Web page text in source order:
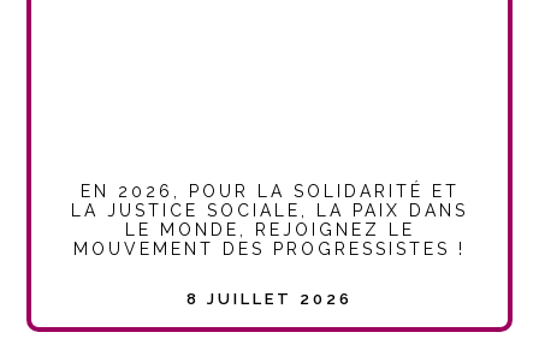
EN 2026, POUR LA SOLIDARITÉ ET
LA JUSTICE SOCIALE, LA PAIX DANS
LE MONDE, REJOIGNEZ LE
MOUVEMENT DES PROGRESSISTES !
8 JUILLET 2026